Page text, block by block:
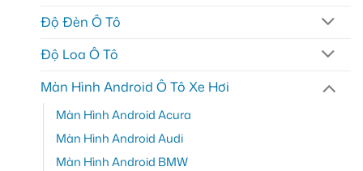
Độ Đèn Ô Tô
Độ Loa Ô Tô
Màn Hình Android Ô Tô Xe Hơi
Màn Hình Android Acura
Màn Hình Android Audi
Màn Hình Android BMW